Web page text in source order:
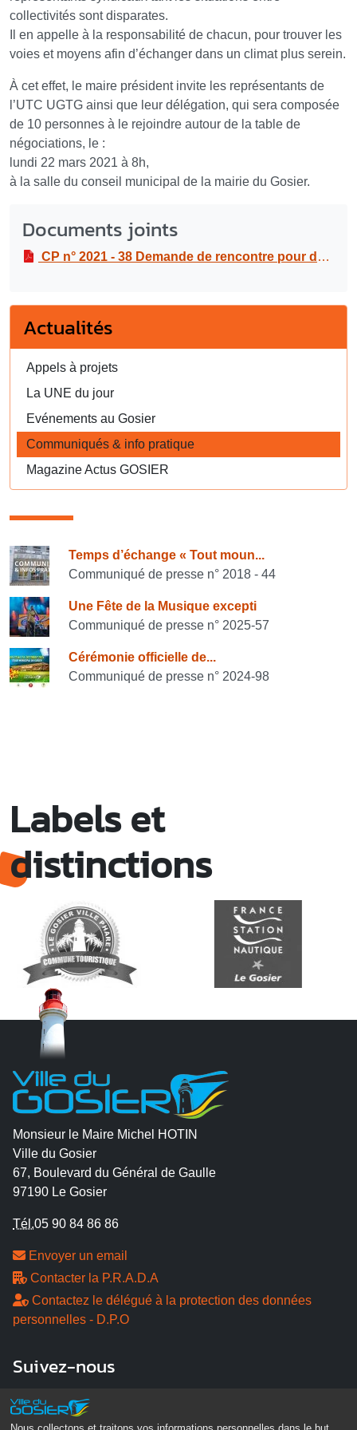
collectivités sont disparates.
Il en appelle à la responsabilité de chacun, pour trouver les
voies et moyens afin d’échanger dans un climat plus serein.
À cet effet, le maire président invite les représentants de
l’UTC UGTG ainsi que leur délégation, qui sera composée
de 10 personnes à le rejoindre autour de la table de
négociations, le :
lundi 22 mars 2021 à 8h,
à la salle du conseil municipal de la mairie du Gosier.
Documents joints
CP n° 2021 - 38 Demande de rencontre pour démarrer le dialogue social avec le syndicat UTC UGTG
Actualités
Appels à projets
La UNE du jour
Evénements au Gosier
Communiqués & info pratique
Magazine Actus GOSIER
Consulter également
Temps d’échange « Tout moun...
Communiqué de presse n° 2018 - 44
Une Fête de la Musique excepti
Communiqué de presse n° 2025-57
Cérémonie officielle de...
Communiqué de presse n° 2024-98
Labels et
distinctions
Monsieur le Maire Michel HOTIN
Ville du Gosier
67, Boulevard du Général de Gaulle
97190 Le Gosier
Tél.05 90 84 86 86
Envoyer un email
Contacter la P.R.A.D.A
Contactez le délégué à la protection des données
personnelles - D.P.O
Suivez-nous